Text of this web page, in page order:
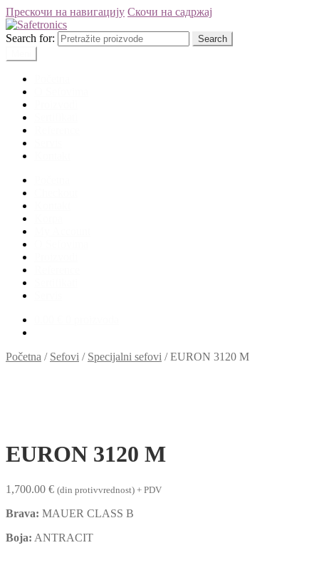
Прескочи на навигацију Скочи на садржај
Search for:
Search
Početna / Sefovi / Specijalni sefovi /EURON 3120 M
EURON 3120 M
1,700.00 € (din protivvrednost) + PDV
Brava: MAUER CLASS B
Boja: ANTRACIT